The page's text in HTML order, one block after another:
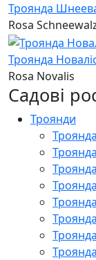
Троянда
Rosa
Троянда
Rosa Novalis
Садові
Троянди